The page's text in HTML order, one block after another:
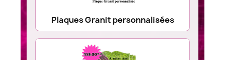
Plaques Granit personnalisées